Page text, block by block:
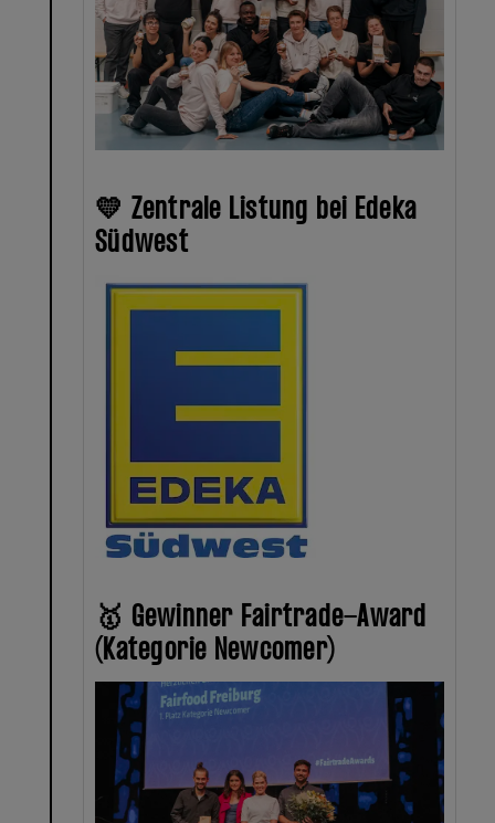
💛 Zentrale Listung bei Edeka
Südwest
🥇 Gewinner Fairtrade-Award
(Kategorie Newcomer)